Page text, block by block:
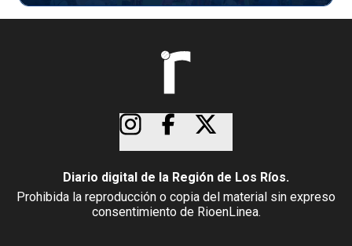
Diario digital de la Región de Los Ríos.
Prohibida la reproducción o copia del material sin expreso
consentimiento de RioenLinea.